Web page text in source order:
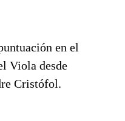
en el
Viola desde
Cristófol.